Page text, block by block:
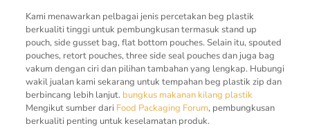
Kami menawarkan pelbagai jenis percetakan beg plastik
berkualiti tinggi untuk pembungkusan termasuk stand up
pouch, side gusset bag, flat bottom pouches. Selain itu, spouted
pouches, retort pouches, three side seal pouches dan juga bag
vakum dengan ciri dan pilihan tambahan yang lengkap. Hubungi
wakil jualan kami sekarang untuk tempahan beg plastik zip dan
berbincang lebih lanjut. bungkus makanan kilang plastik
Mengikut sumber dari Food Packaging Forum, pembungkusan
berkualiti penting untuk keselamatan produk.